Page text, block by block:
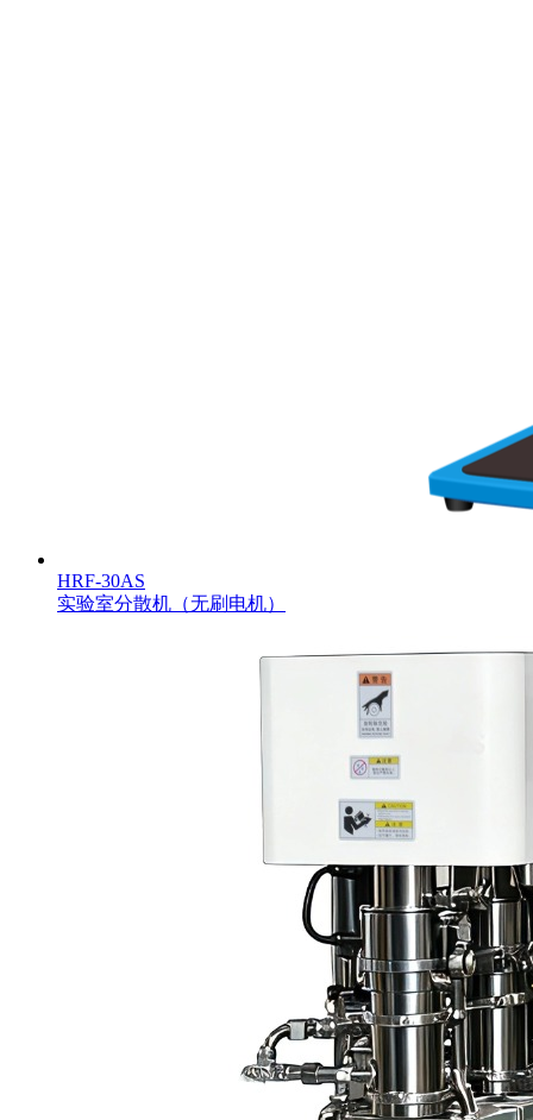
HRF-30AS
实验室分散机（无刷电机）